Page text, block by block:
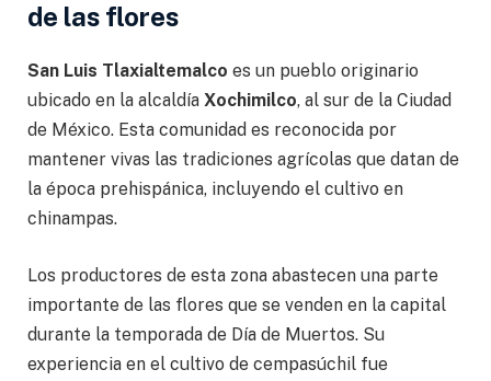
de las flores
San Luis Tlaxialtemalco es un pueblo originario
ubicado en la alcaldía Xochimilco, al sur de la Ciudad
de México. Esta comunidad es reconocida por
mantener vivas las tradiciones agrícolas que datan de
la época prehispánica, incluyendo el cultivo en
chinampas.
Los productores de esta zona abastecen una parte
importante de las flores que se venden en la capital
durante la temporada de Día de Muertos. Su
experiencia en el cultivo de cempasúchil fue